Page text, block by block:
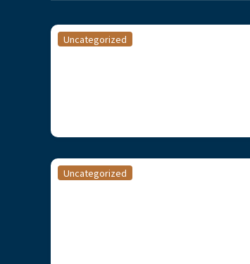
Uncategorized
Uncategorized